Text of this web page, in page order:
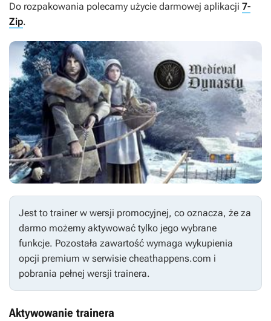
Do rozpakowania polecamy użycie darmowej aplikacji 7-
Zip.
Jest to trainer w wersji promocyjnej, co oznacza, że za
darmo możemy aktywować tylko jego wybrane
funkcje. Pozostała zawartość wymaga wykupienia
opcji premium w serwisie cheathappens.com i
pobrania pełnej wersji trainera.
Aktywowanie trainera